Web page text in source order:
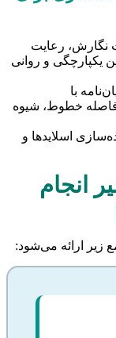
نگارش، رعایت
یکپارچگی و روانی
با
خطوط، شیوه
اسلایدها و
انجام
زیر ارائه می‌شود: